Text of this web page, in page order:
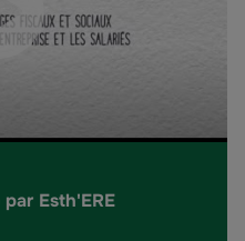
Esth'ERE